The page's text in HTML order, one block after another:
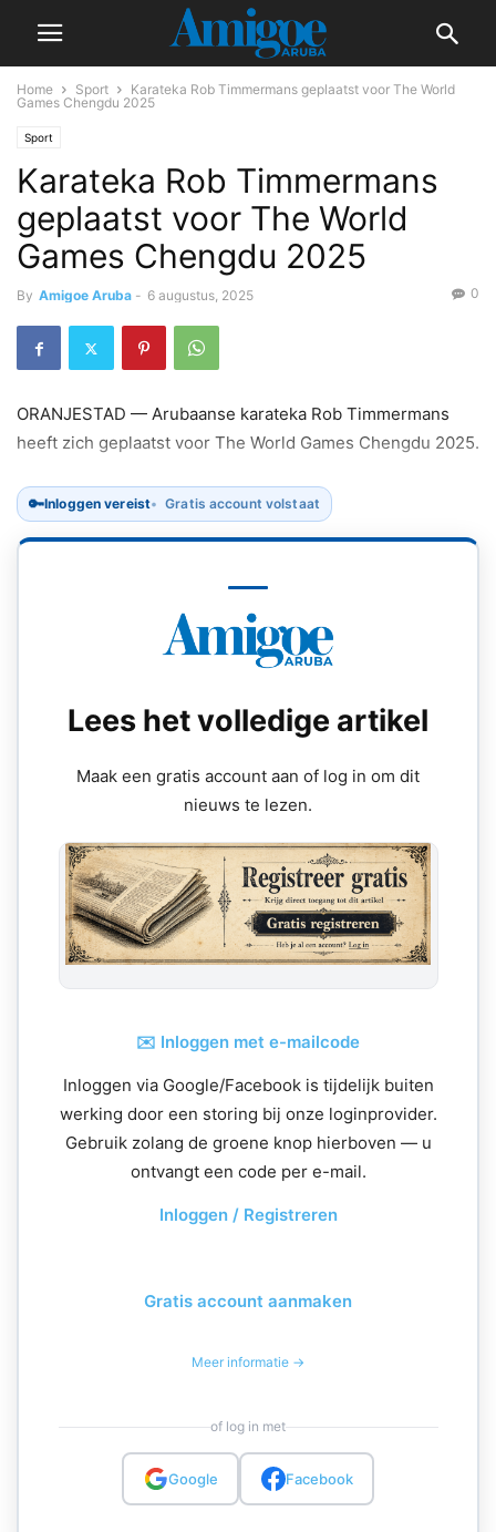
Home Sport
Karateka Rob Timmermans geplaatst voor The World
Games Chengdu 2025
Sport
Karateka Rob Timmermans
geplaatst voor The World
Games Chengdu 2025
By Amigoe Aruba - 6 augustus, 2025 0
ORANJESTAD — Arubaanse karateka Rob Timmermans
heeft zich geplaatst voor The World Games Chengdu 2025.
🔑Inloggen vereist Gratis account volstaat
Lees het volledige artikel
Maak een gratis account aan of log in om dit
nieuws te lezen.
✉️ Inloggen met e-mailcode
Inloggen via Google/Facebook is tijdelijk buiten
werking door een storing bij onze loginprovider.
Gebruik zolang de groene knop hierboven — u
ontvangt een code per e-mail.
Inloggen / Registreren
Gratis account aanmaken
Meer informatie →
of log in met
Google Facebook